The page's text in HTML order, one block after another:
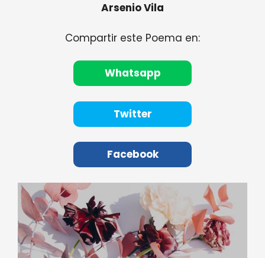
Arsenio Vila
Compartir este Poema en:
Whatsapp
Twitter
Facebook